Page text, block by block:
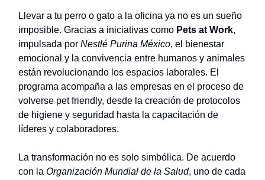
Llevar a tu perro o gato a la oficina ya no es un sueño
imposible. Gracias a iniciativas como Pets at Work,
impulsada por Nestlé Purina México, el bienestar
emocional y la convivencia entre humanos y animales
están revolucionando los espacios laborales. El
programa acompaña a las empresas en el proceso de
volverse pet friendly, desde la creación de protocolos
de higiene y seguridad hasta la capacitación de
líderes y colaboradores.
La transformación no es solo simbólica. De acuerdo
con la Organización Mundial de la Salud, uno de cada